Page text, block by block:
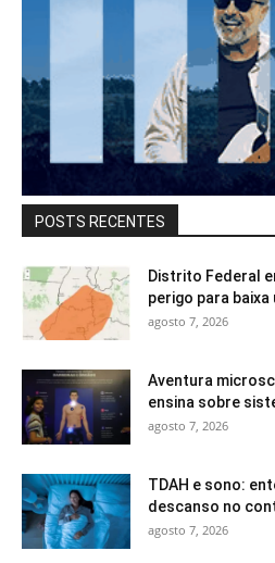
POSTS RECENTES
Distrito Federal
perigo para baixa
agosto 7, 2026
Aventura
ensina sobre
agosto 7, 2026
TDAH e sono:
descanso no
agosto 7, 2026